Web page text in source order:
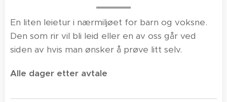
En liten leietur i nærmiljøet for barn og voksne.
Den som rir vil bli leid eller en av oss går ved
siden av hvis man ønsker å prøve litt selv.
Alle dager etter avtale